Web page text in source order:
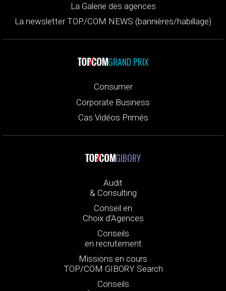
La Galerie des agences
La newsletter TOP/COM NEWS (bannières/habillage)
GRAND PRIX
Consumer
Corporate Business
Cas Vidéos Primés
GIBORY
Audit
& Consulting
Conseil en
Choix d’Agences
Conseils
en recrutement
Missions en cours
TOP/COM GIBORY Search
Conseils